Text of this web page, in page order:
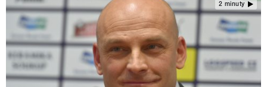
2 minuty